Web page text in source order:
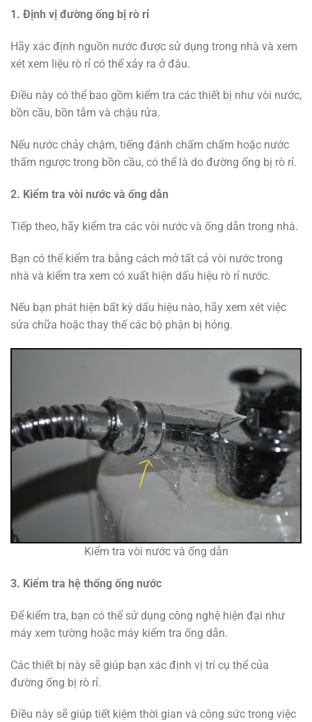
1. Định vị đường ống bị rò rỉ
Hãy xác định nguồn nước được sử dụng trong nhà và xem
xét xem liệu rò rỉ có thể xảy ra ở đâu.
Điều này có thể bao gồm kiểm tra các thiết bị như vòi nước,
bồn cầu, bồn tắm và chậu rửa.
Nếu nước chảy chậm, tiếng đánh chấm chấm hoặc nước
thấm ngược trong bồn cầu, có thể là do đường ống bị rò rỉ.
2. Kiểm tra vòi nước và ống dẫn
Tiếp theo, hãy kiểm tra các vòi nước và ống dẫn trong nhà.
Bạn có thể kiểm tra bằng cách mở tất cả vòi nước trong
nhà và kiểm tra xem có xuất hiện dấu hiệu rò rỉ nước.
Nếu bạn phát hiện bất kỳ dấu hiệu nào, hãy xem xét việc
sửa chữa hoặc thay thế các bộ phận bị hỏng.
Kiểm tra vòi nước và ống dẫn
3. Kiểm tra hệ thống ống nước
Để kiểm tra, bạn có thể sử dụng công nghệ hiện đại như
máy xem tường hoặc máy kiểm tra ống dẫn.
Các thiết bị này sẽ giúp bạn xác định vị trí cụ thể của
đường ống bị rò rỉ.
Điều này sẽ giúp tiết kiệm thời gian và công sức trong việc